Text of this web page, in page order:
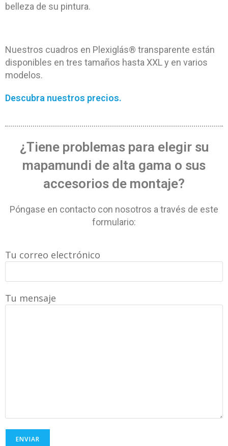
belleza de su pintura.
Nuestros cuadros en Plexiglás® transparente están
disponibles en tres tamaños hasta XXL y en varios
modelos.
Descubra nuestros precios.
¿Tiene problemas para elegir su
mapamundi de alta gama o sus
accesorios de montaje?
Póngase en contacto con nosotros a través de este
formulario:
Tu correo electrónico
Tu mensaje